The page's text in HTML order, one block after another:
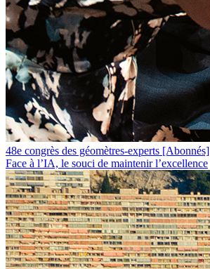
48e congrès des géomètres-experts [Abonnés]
Face à l’IA, le souci de maintenir l’excellence